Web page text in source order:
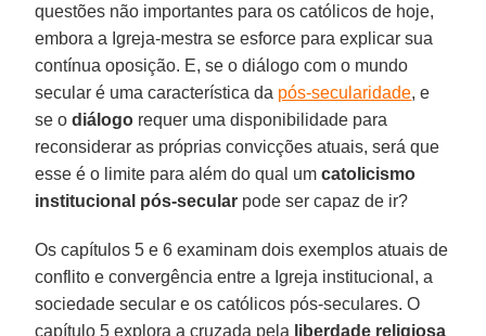
questões não importantes para os católicos de hoje,
embora a Igreja-mestra se esforce para explicar sua
contínua oposição. E, se o diálogo com o mundo
secular é uma característica da pós-secularidade, e
se odiálogo requer uma disponibilidade para
reconsiderar as próprias convicções atuais, será que
esse é o limite para além do qual umcatolicismo
institucional pós-secular pode ser capaz de ir?
Os capítulos 5 e 6 examinam dois exemplos atuais de
conflito e convergência entre a Igreja institucional, a
sociedade secular e os católicos pós-seculares. O
capítulo 5 explora a cruzada pela liberdade religiosa